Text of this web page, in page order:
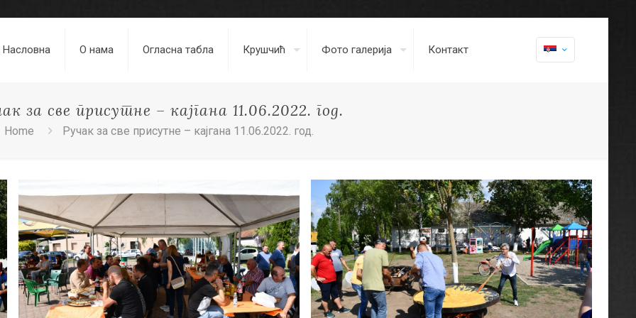
Насловна О нама Огласна табла Крушчић Фото галерија Контакт
за све присутне – кајгана 11.06.2022. год.
Home Ручак за све присутне – кајгана 11.06.2022. год.